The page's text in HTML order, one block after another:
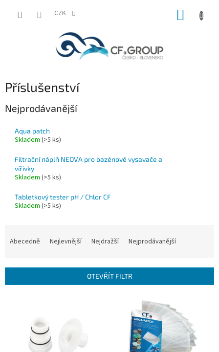
CZK
Příslušenství
Nejprodávanější
Aqua patch
Skladem (>5 ks)
Filtrační náplň NEOVA pro bazénové vysavače a
vířivky
Skladem (>5 ks)
Tabletkový tester pH / Chlor CF
Skladem (>5 ks)
í
Abecedně Nejlevnější Nejdražší Nejprodávanější
OTEVŘÍT FILTR